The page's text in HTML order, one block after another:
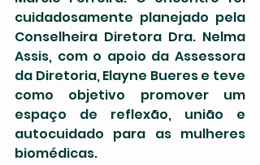
cuidadosamente planejado pela
Conselheira Diretora Dra. Nelma
Assis, com o apoio da Assessora
da Diretoria, Elayne Bueres e teve
como objetivo promover um
espaço de reflexão, união e
autocuidado para as mulheres
biomédicas.